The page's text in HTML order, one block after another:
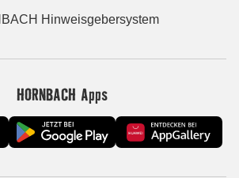
Hinweisgebersystem
HORNBACH Apps